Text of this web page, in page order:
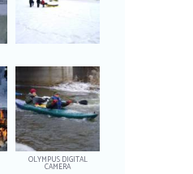
OLYMPUS DIGITAL
CAMERA